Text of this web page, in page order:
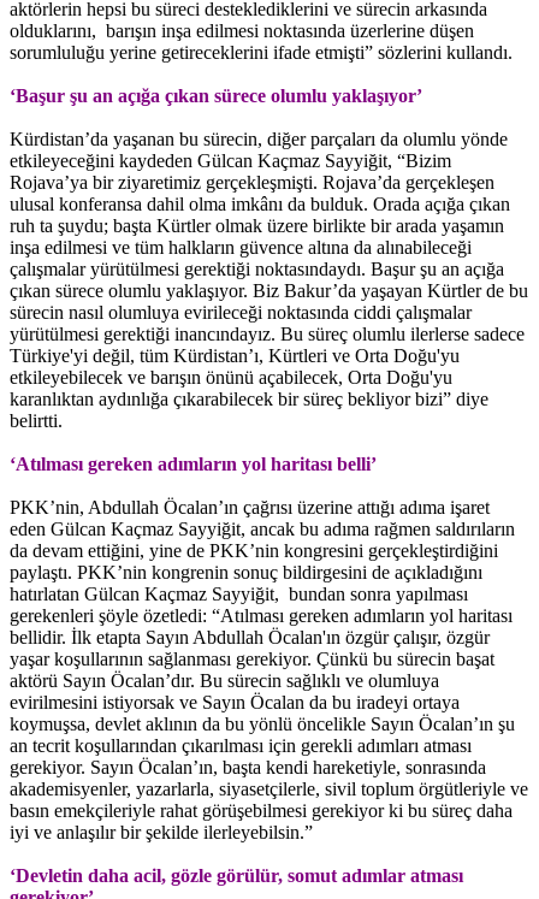
aktörlerin hepsi bu süreci desteklediklerini ve sürecin arkasında
olduklarını, barışın inşa edilmesi noktasında üzerlerine düşen
sorumluluğu yerine getireceklerini ifade etmişti” sözlerini kullandı.
‘Başur şu an açığa çıkan sürece olumlu yaklaşıyor’
Kürdistan’da yaşanan bu sürecin, diğer parçaları da olumlu yönde
etkileyeceğini kaydeden Gülcan Kaçmaz Sayyiğit, “Bizim
Rojava’ya bir ziyaretimiz gerçekleşmişti. Rojava’da gerçekleşen
ulusal konferansa dahil olma imkânı da bulduk. Orada açığa çıkan
ruh ta şuydu; başta Kürtler olmak üzere birlikte bir arada yaşamın
inşa edilmesi ve tüm halkların güvence altına da alınabileceği
çalışmalar yürütülmesi gerektiği noktasındaydı. Başur şu an açığa
çıkan sürece olumlu yaklaşıyor. Biz Bakur’da yaşayan Kürtler de bu
sürecin nasıl olumluya evirileceği noktasında ciddi çalışmalar
yürütülmesi gerektiği inancındayız. Bu süreç olumlu ilerlerse sadece
Türkiye'yi değil, tüm Kürdistan’ı, Kürtleri ve Orta Doğu'yu
etkileyebilecek ve barışın önünü açabilecek, Orta Doğu'yu
karanlıktan aydınlığa çıkarabilecek bir süreç bekliyor bizi” diye
belirtti.
‘Atılması gereken adımların yol haritası belli’
PKK’nin, Abdullah Öcalan’ın çağrısı üzerine attığı adıma işaret
eden Gülcan Kaçmaz Sayyiğit, ancak bu adıma rağmen saldırıların
da devam ettiğini, yine de PKK’nin kongresini gerçekleştirdiğini
paylaştı. PKK’nin kongrenin sonuç bildirgesini de açıkladığını
hatırlatan Gülcan Kaçmaz Sayyiğit, bundan sonra yapılması
gerekenleri şöyle özetledi: “Atılması gereken adımların yol haritası
bellidir. İlk etapta Sayın Abdullah Öcalan'ın özgür çalışır, özgür
yaşar koşullarının sağlanması gerekiyor. Çünkü bu sürecin başat
aktörü Sayın Öcalan’dır. Bu sürecin sağlıklı ve olumluya
evirilmesini istiyorsak ve Sayın Öcalan da bu iradeyi ortaya
koymuşsa, devlet aklının da bu yönlü öncelikle Sayın Öcalan’ın şu
an tecrit koşullarından çıkarılması için gerekli adımları atması
gerekiyor. Sayın Öcalan’ın, başta kendi hareketiyle, sonrasında
akademisyenler, yazarlarla, siyasetçilerle, sivil toplum örgütleriyle ve
basın emekçileriyle rahat görüşebilmesi gerekiyor ki bu süreç daha
iyi ve anlaşılır bir şekilde ilerleyebilsin.”
‘Devletin daha acil, gözle görülür, somut adımlar atması